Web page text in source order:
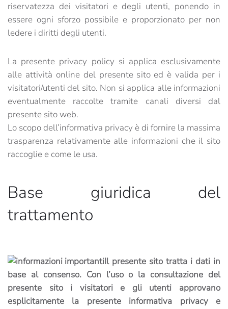
riservatezza dei visitatori e degli utenti, ponendo in
essere ogni sforzo possibile e proporzionato per non
ledere i diritti degli utenti.
La presente privacy policy si applica esclusivamente
alle attività online del presente sito ed è valida per i
visitatori/utenti del sito. Non si applica alle informazioni
eventualmente raccolte tramite canali diversi dal
presente sito web.
Lo scopo dell’informativa privacy è di fornire la massima
trasparenza relativamente alle informazioni che il sito
raccoglie e come le usa.
Base giuridica del
trattamento
Il presente sito tratta i dati in
base al consenso.Con l’uso o la consultazione del
presente sito i visitatori e gli utenti approvano
esplicitamente la presente informativa privacy e